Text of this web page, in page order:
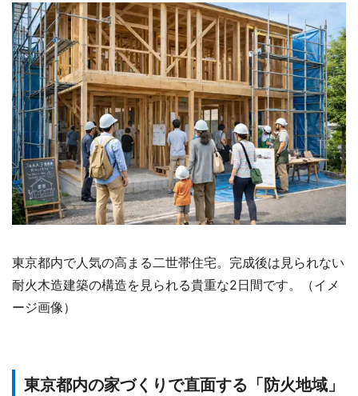
東京都内で人気の高まる二世帯住宅。完成後は見られない
耐火木造建築の構造を見られる貴重な2日間です。（イメ
ージ画像）
東京都内の家づくりで直面する「防火地域」